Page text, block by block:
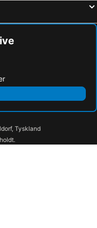
Elephant Club
Festival Phuket
Talang
Khlong Song Nam
Tyskland